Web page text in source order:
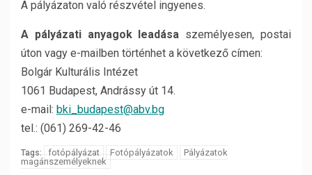
A pályázaton való részvétel ingyenes.
A pályázati anyagok leadása személyesen, postai
úton vagy e-mailben történhet a következő címen:
Bolgár Kulturális Intézet
1061 Budapest, Andrássy út 14.
e-mail: bki_budapest@abv.bg
tel.: (061) 269-42-46
Tags: fotópályázat Fotópályázatok
Pályázatok
magánszemélyeknek